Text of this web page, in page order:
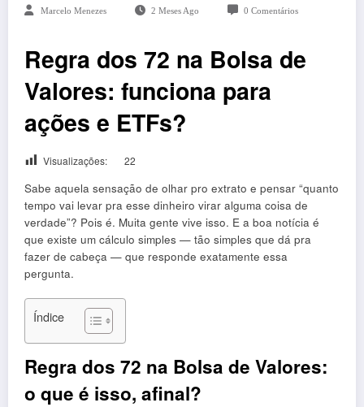
Marcelo Menezes 2 Meses Ago 0 Comentários
Regra dos 72 na Bolsa de
Valores: funciona para
ações e ETFs?
Visualizações: 22
Sabe aquela sensação de olhar pro extrato e pensar “quanto
tempo vai levar pra esse dinheiro virar alguma coisa de
verdade”? Pois é. Muita gente vive isso. E a boa notícia é
que existe um cálculo simples — tão simples que dá pra
fazer de cabeça — que responde exatamente essa
pergunta.
Índice
Regra dos 72 na Bolsa de Valores:
o que é isso, afinal?